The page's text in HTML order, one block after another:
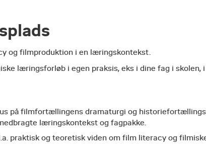
og filmproduktion i en læringskontekst.
læringsforløb i egen praksis, eks i dine fag i skolen, i
på filmfortællingens dramaturgi og
læringskontekst og fagpakke.
praktisk og teoretisk viden om film literacy og